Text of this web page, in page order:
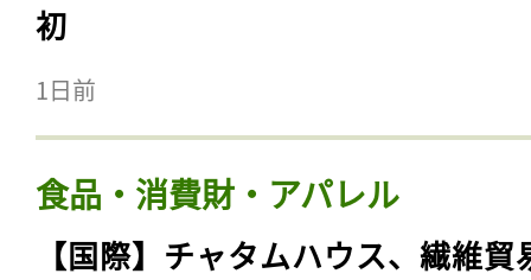
初
1日前
食品・消費財・アパレル
【国際】チャタムハウス、繊維貿